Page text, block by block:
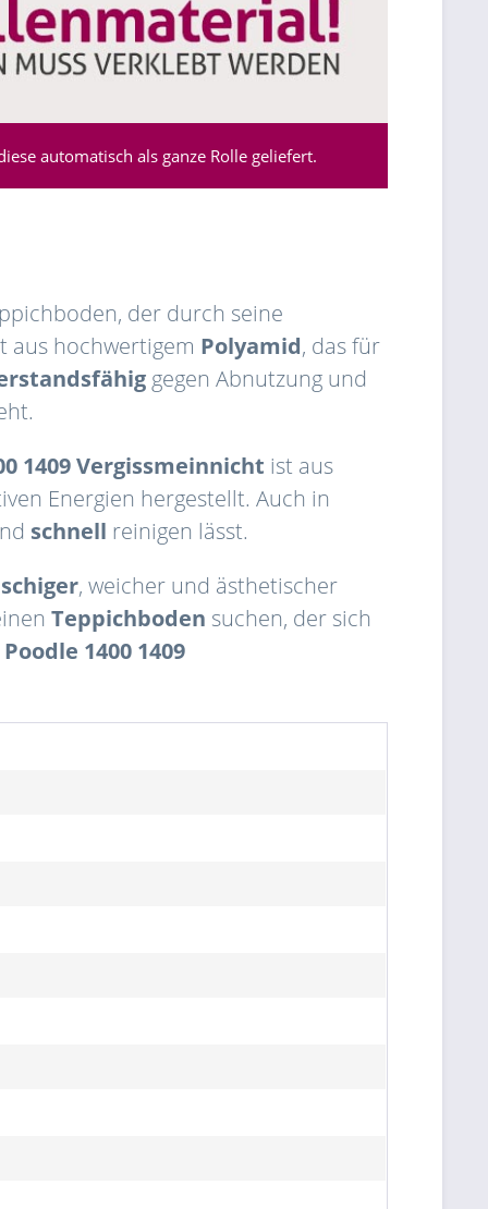
automatisch als ganze Rolle geliefert.
der durch seine
aus hochwertigem Polyamid, das für
gegen Abnutzung und
1409 Vergissmeinnicht ist aus
Energien hergestellt. Auch in
schnell reinigen lässt.
, weicher und ästhetischer
Teppichboden suchen, der sich
Poodle 1400 1409